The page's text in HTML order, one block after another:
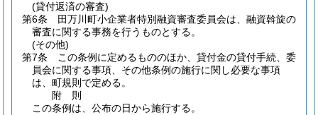
(貸付返済の審査)
第6条
田万川町小企業者特別融資審査委員会は、融資斡旋の
審査に関する事務を行うものとする。
(その他)
第7条
この条例に定めるもののほか、貸付金の貸付手続、委
員会に関する事項、その他条例の施行に関し必要な事項
は、町規則で定める。
附 則
この条例は、公布の日から施行する。